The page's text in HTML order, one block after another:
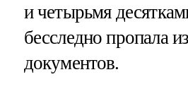
и четырьмя
бесследно пропала
документов.